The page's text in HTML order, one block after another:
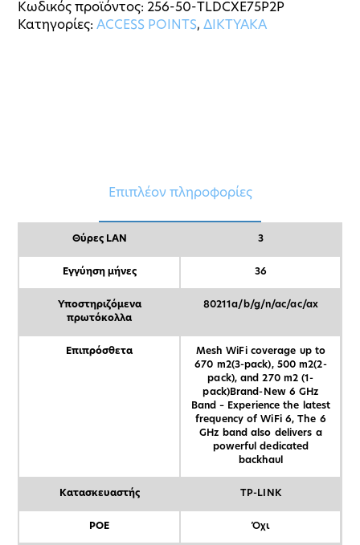
Κωδικός προϊόντος:256-50-TLDCXE75P2P
Κατηγορίες:ACCESS POINTS,ΔΙΚΤΥΑΚΑ
Επιπλέον πληροφορίες
Θύρες LAN 3
Εγγύηση μήνες 36
Υποστηριζόμενα
πρωτόκολλα
80211a/b/g/n/ac/ac/ax
Επιπρόσθετα
Mesh WiFi coverage up to
670 m2(3-pack), 500 m2(2-
pack), and 270 m2 (1-
pack)Brand-New 6 GHz
Band – Experience the latest
frequency of WiFi 6, The 6
GHz band also delivers a
powerful dedicated
backhaul
Κατασκευαστής TP-LINK
POE Όχι